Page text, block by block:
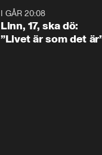
I GÅR 20:08
Linn, 17, ska dö:
”Livet är som det